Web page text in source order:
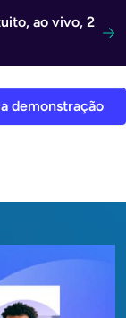
ao vivo, 2
demonstração